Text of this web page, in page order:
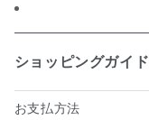
ショッピングガイド
お支払方法